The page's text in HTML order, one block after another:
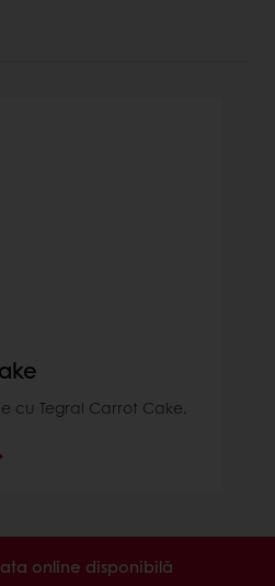
cu Tegral Carrot Cake.
online disponibilă